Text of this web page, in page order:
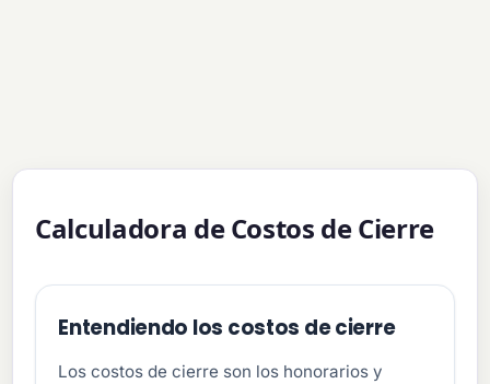
Calculadora de Costos de Cierre
Entendiendo los costos de cierre
Los costos de cierre son los honorarios y